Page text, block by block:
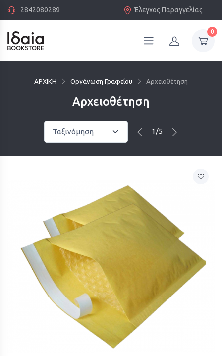
2842080289 Έλεγχος Παραγγελίας
0
ΑΡΧΙΚΗ Οργάνωση Γραφείου Αρχειοθέτηση
Αρχειοθέτηση
1/5